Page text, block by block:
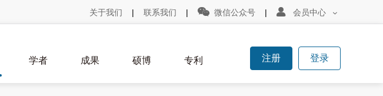
关于我们 | 联系我们 |  微信公众号 |  会员中心 
学者 成果 硕博 专利 注册 登录